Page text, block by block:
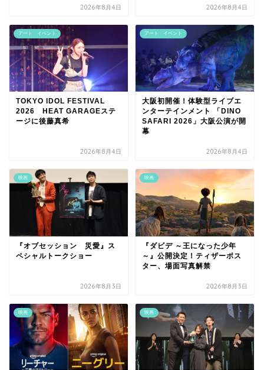
2026年8月4日 2026年8月4日
アート イベント
TOKYO IDOL FESTIVAL
2026 HEAT GARAGEステ
ージに後藤真希
2026年8月4日
アート イベント
大阪初開催！体験型ライブエ
ンターテインメント 「DINO
SAFARI 2026」大阪公演が開
幕
2026年8月4日
映画
『オブセッション 災愛』ス
ペシャルトークショー
2026年8月3日
映画
『ダビデ ～王になった少年
～』公開決定！ティザーポス
ター、場面写真解禁
2026年8月3日
映画 映画